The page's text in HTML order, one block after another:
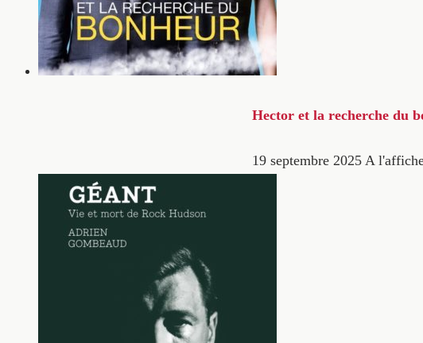
Hector et la recherche du
19 septembre 2025 A